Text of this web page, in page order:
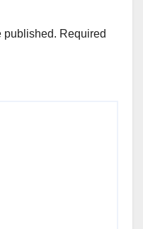
published. Required